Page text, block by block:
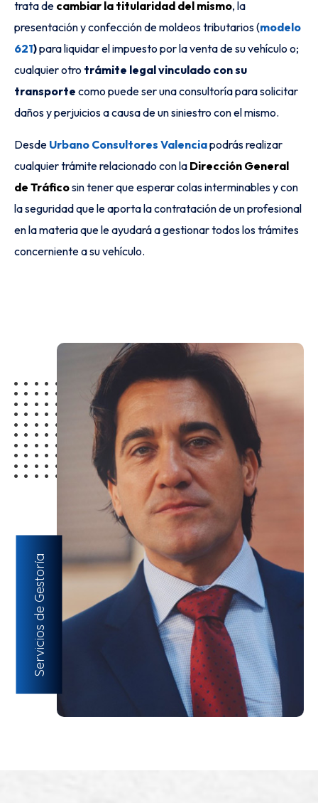
trata de cambiar la titularidad del mismo, la
presentación y confección de moldeos tributarios (modelo
621)para liquidar el impuesto por la venta de su vehículo o;
cualquier otro trámite legal vinculado con su
transporte como puede ser una consultoría para solicitar
daños y perjuicios a causa de un siniestro con el mismo.
Desde Urbano Consultores Valenciapodrás realizar
cualquier trámite relacionado con la Dirección General
de Tráficosin tener que esperar colas interminables y con
la seguridad que le aporta la contratación de un profesional
en la materia que le ayudará a gestionar todos los trámites
concerniente a su vehículo.
Servicios de Gestoría